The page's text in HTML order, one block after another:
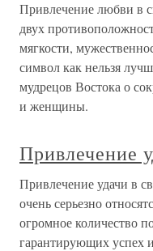
Привлечение любви в
двух
мягкости,
символ как нельзя
мудрецов Востока о
и женщины.
Привлечение
Привлечение удачи в
очень серьезно
огромное количество
гарантирующих успех